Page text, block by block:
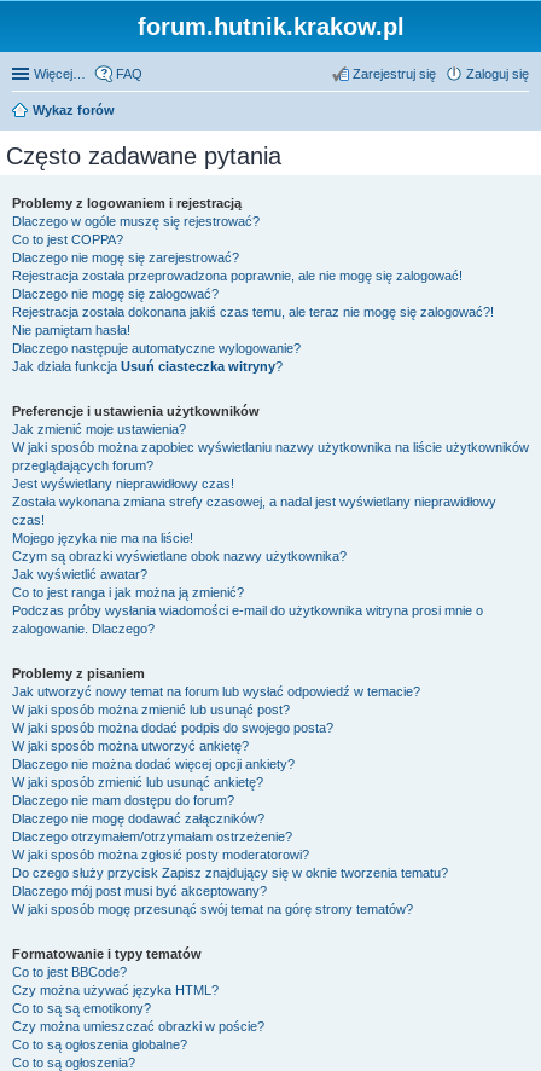
forum.hutnik.krakow.pl
Więcej… FAQ Zaloguj się
Zarejestruj się
Wykaz forów
Często zadawane pytania
Problemy z logowaniem i rejestracją
Dlaczego w ogóle muszę się rejestrować?
Co to jest COPPA?
Dlaczego nie mogę się zarejestrować?
Rejestracja została przeprowadzona poprawnie, ale nie mogę się zalogować!
Dlaczego nie mogę się zalogować?
Rejestracja została dokonana jakiś czas temu, ale teraz nie mogę się zalogować?!
Nie pamiętam hasła!
Dlaczego następuje automatyczne wylogowanie?
Jak działa funkcja Usuń ciasteczka witryny?
Preferencje i ustawienia użytkowników
Jak zmienić moje ustawienia?
W jaki sposób można zapobiec wyświetlaniu nazwy użytkownika na liście użytkowników
przeglądających forum?
Jest wyświetlany nieprawidłowy czas!
Została wykonana zmiana strefy czasowej, a nadal jest wyświetlany nieprawidłowy
czas!
Mojego języka nie ma na liście!
Czym są obrazki wyświetlane obok nazwy użytkownika?
Jak wyświetlić awatar?
Co to jest ranga i jak można ją zmienić?
Podczas próby wysłania wiadomości e-mail do użytkownika witryna prosi mnie o
zalogowanie. Dlaczego?
Problemy z pisaniem
Jak utworzyć nowy temat na forum lub wysłać odpowiedź w temacie?
W jaki sposób można zmienić lub usunąć post?
W jaki sposób można dodać podpis do swojego posta?
W jaki sposób można utworzyć ankietę?
Dlaczego nie można dodać więcej opcji ankiety?
W jaki sposób zmienić lub usunąć ankietę?
Dlaczego nie mam dostępu do forum?
Dlaczego nie mogę dodawać załączników?
Dlaczego otrzymałem/otrzymałam ostrzeżenie?
W jaki sposób można zgłosić posty moderatorowi?
Do czego służy przycisk Zapisz znajdujący się w oknie tworzenia tematu?
Dlaczego mój post musi być akceptowany?
W jaki sposób mogę przesunąć swój temat na górę strony tematów?
Formatowanie i typy tematów
Co to jest BBCode?
Czy można używać języka HTML?
Co to są są emotikony?
Czy można umieszczać obrazki w poście?
Co to są ogłoszenia globalne?
Co to są ogłoszenia?